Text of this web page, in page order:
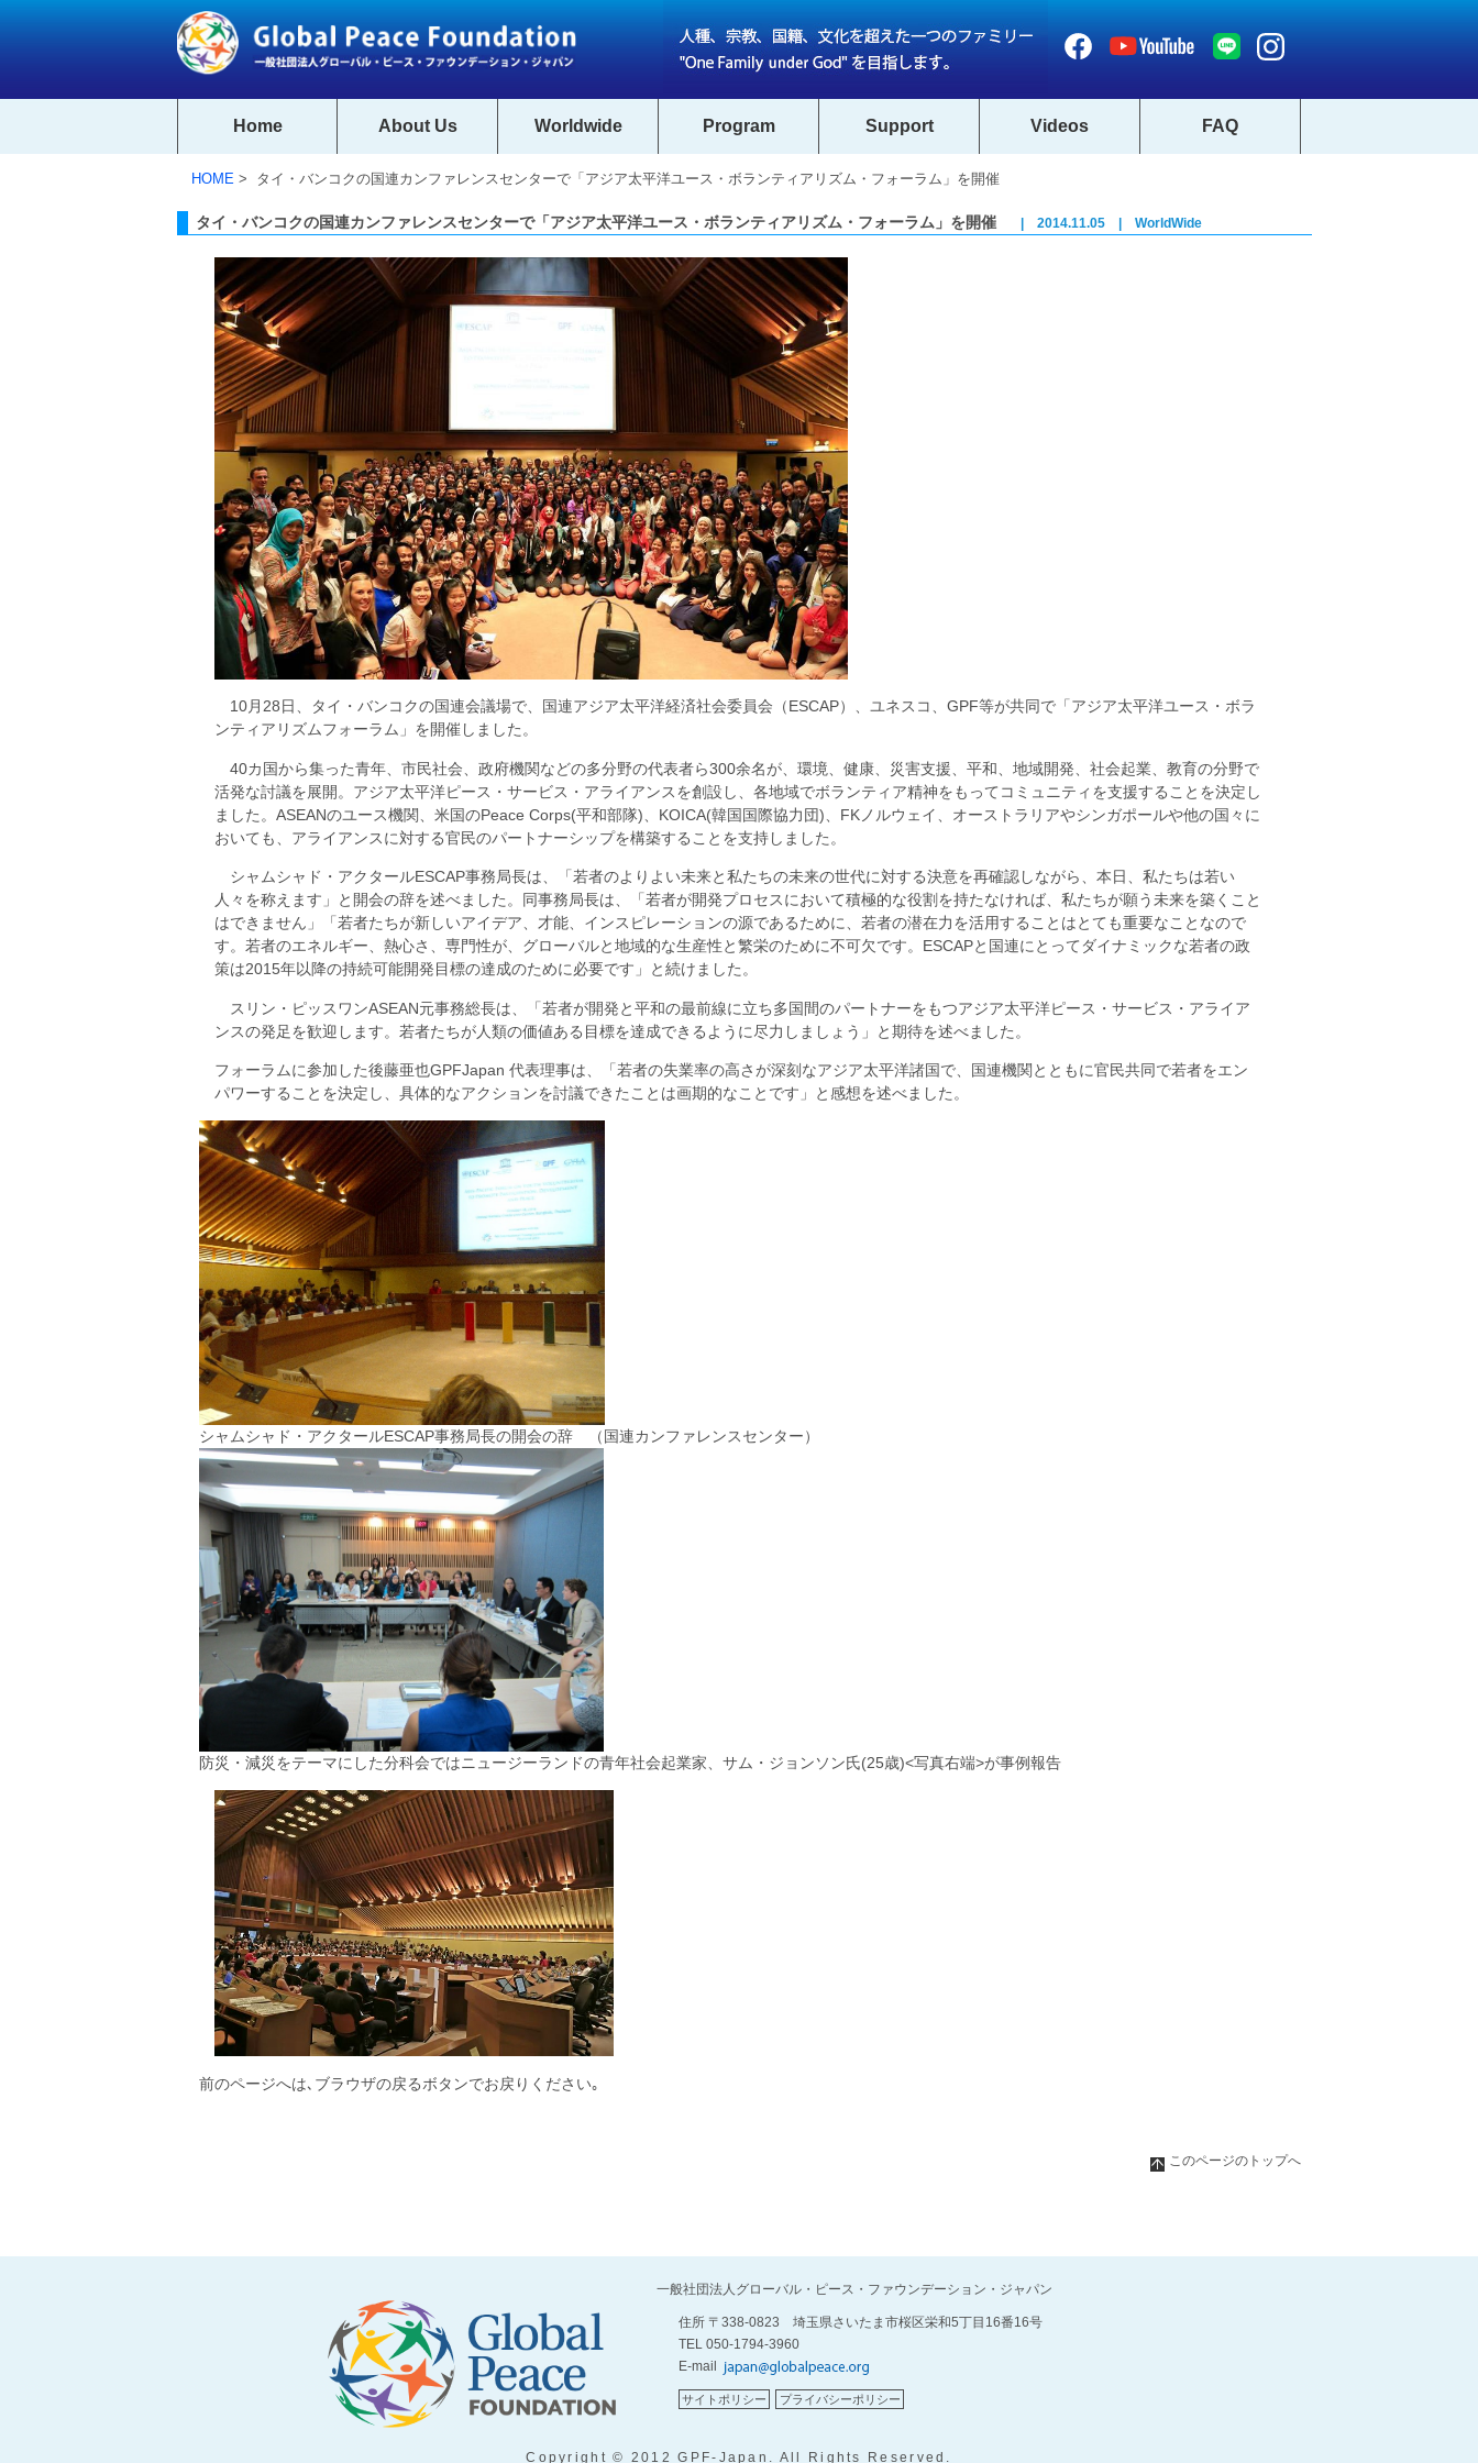
Home About Us Worldwide Program Support Videos FAQ
HOME > タイ・バンコクの国連カンファレンスセンターで「アジア太平洋ユース・ボランティアリズム・フォーラム」を開催
タイ・バンコクの国連カンファレンスセンターで「アジア太平洋ユース・ボランティアリズム・フォーラム」を開催 | 2014.11.05 | WorldWide
10月28日、タイ・バンコクの国連会議場で、国連アジア太平洋経済社会委員会（ESCAP）、ユネスコ、GPF等が共同で「アジア太平洋ユース・ボラ
ンティアリズムフォーラム」を開催しました。
40カ国から集った青年、市民社会、政府機関などの多分野の代表者ら300余名が、環境、健康、災害支援、平和、地域開発、社会起業、教育の分野で
活発な討議を展開。アジア太平洋ピース・サービス・アライアンスを創設し、各地域でボランティア精神をもってコミュニティを支援することを決定し
ました。ASEANのユース機関、米国のPeace Corps(平和部隊)、KOICA(韓国国際協力団)、FKノルウェイ、オーストラリアやシンガポールや他の国々に
おいても、アライアンスに対する官民のパートナーシップを構築することを支持しました。
シャムシャド・アクタールESCAP事務局長は、「若者のよりよい未来と私たちの未来の世代に対する決意を再確認しながら、本日、私たちは若い
人々を称えます」と開会の辞を述べました。同事務局長は、「若者が開発プロセスにおいて積極的な役割を持たなければ、私たちが願う未来を築くこと
はできません」「若者たちが新しいアイデア、才能、インスピレーションの源であるために、若者の潜在力を活用することはとても重要なことなので
す。若者のエネルギー、熱心さ、専門性が、グローバルと地域的な生産性と繁栄のために不可欠です。ESCAPと国連にとってダイナミックな若者の政
策は2015年以降の持続可能開発目標の達成のために必要です」と続けました。
スリン・ピッスワンASEAN元事務総長は、「若者が開発と平和の最前線に立ち多国間のパートナーをもつアジア太平洋ピース・サービス・アライア
ンスの発足を歓迎します。若者たちが人類の価値ある目標を達成できるように尽力しましょう」と期待を述べました。
フォーラムに参加した後藤亜也GPFJapan 代表理事は、「若者の失業率の高さが深刻なアジア太平洋諸国で、国連機関とともに官民共同で若者をエン
パワーすることを決定し、具体的なアクションを討議できたことは画期的なことです」と感想を述べました。
シャムシャド・アクタールESCAP事務局長の開会の辞 （国連カンファレンスセンター）
防災・減災をテーマにした分科会ではニュージーランドの青年社会起業家、サム・ジョンソン氏(25歳)<写真右端>が事例報告
前のページへは､ブラウザの戻るボタンでお戻りください｡
このページのトップへ
一般社団法人グローバル・ピース・ファウンデーション・ジャパン
住所 〒338-0823 埼玉県さいたま市桜区栄和5丁目16番16号
TEL 050-1794-3960
E-mail
サイトポリシー プライバシーポリシー
Copyright © 2012 GPF-Japan. All Rights Reserved.